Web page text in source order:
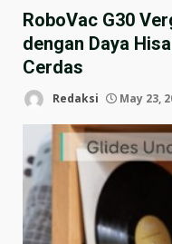
RoboVac G30
dengan Daya
Cerdas
Redaksi May 23,